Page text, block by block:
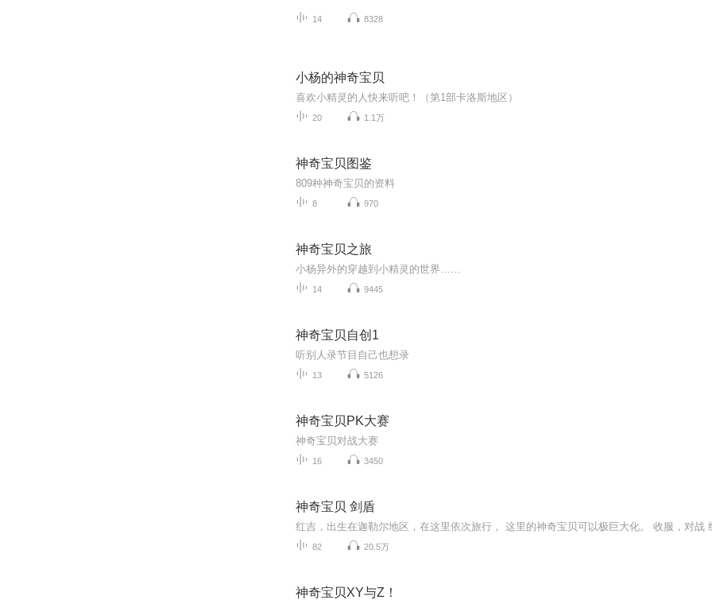
14 8328
小杨的神奇宝贝
喜欢小精灵的人快来听吧！（第1部卡洛斯地区）
20 1.1万
神奇宝贝图鉴
809种神奇宝贝的资料
8 970
神奇宝贝之旅
小杨异外的穿越到小精灵的世界……
14 9445
神奇宝贝自创1
听别人录节目自己也想录
13 5126
神奇宝贝PK大赛
神奇宝贝对战大赛
16 3450
神奇宝贝 剑盾
82 20.5万
神奇宝贝XY与Z！